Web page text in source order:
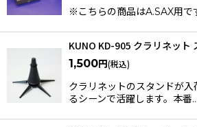
※こちらの商品はA.SAX用で
KUNO KD-905 クラリネット
1,500円(税込)
クラリネットのスタンドが
るシーンで活躍します。本番…